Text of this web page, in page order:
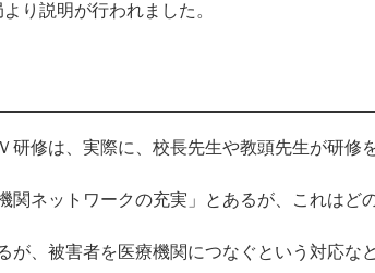
り説明が行われました。
研修は、実際に、校長先生や教頭先生が研修
関ネットワークの充実」とあるが、これはど
が、被害者を医療機関につなぐという対応な